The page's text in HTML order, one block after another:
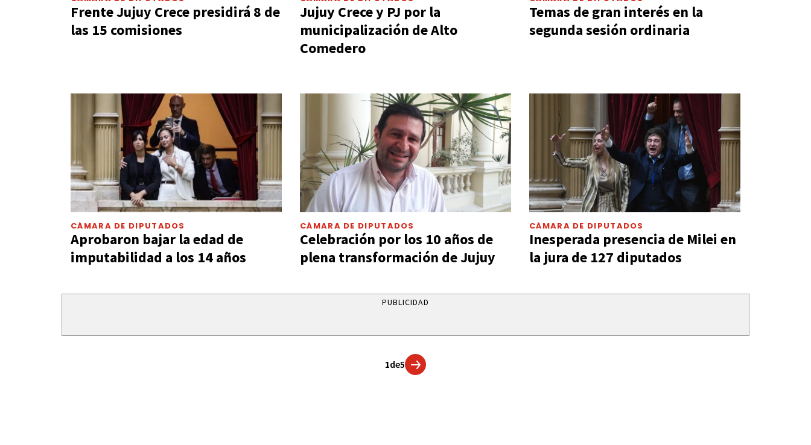
Frente Jujuy Crece presidirá 8 de
las 15 comisiones
Jujuy Crece y PJ por la
municipalización de Alto
Comedero
Temas de gran interés en la
segunda sesión ordinaria
CÁMARA DE DIPUTADOS
Aprobaron bajar la edad de
imputabilidad a los 14 años
CÁMARA DE DIPUTADOS
Celebración por los 10 años de
plena transformación de Jujuy
CÁMARA DE DIPUTADOS
Inesperada presencia de Milei en
la jura de 127 diputados
PUBLICIDAD
1de5